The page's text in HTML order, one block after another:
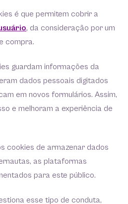
é que permitem cobrir a
, da consideração por um
compra.
guardam informações da
dados pessoais digitados
em novos formulários. Assim,
e melhoram a experiência de
cookies de armazenar dados
as plataformas
para este público.
esse tipo de conduta,